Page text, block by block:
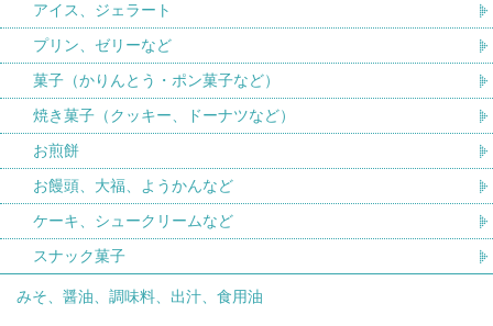
アイス、ジェラート
プリン、ゼリーなど
菓子（かりんとう・ポン菓子など）
焼き菓子（クッキー、ドーナツなど）
お煎餅
お饅頭、大福、ようかんなど
ケーキ、シュークリームなど
スナック菓子
みそ、醤油、調味料、出汁、食用油